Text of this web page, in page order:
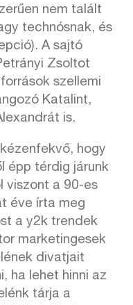
nem talált
technósnak, és
A sajtó
Zsoltot
szellemi
Katalint,
is.
hogy
épp térdig járunk
viszont a 90-es
éve írta meg
a y2k trendek
marketingesek
divatjait
ha lehet hinni az
tárja a